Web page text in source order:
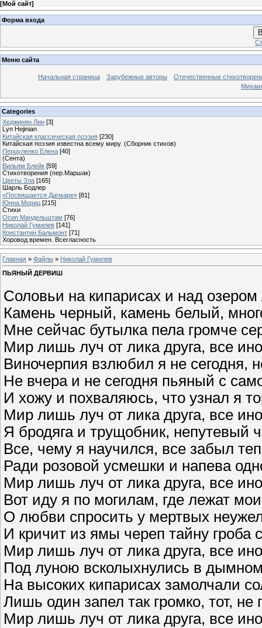
[Мой сайт]
Форма входа
Меню сайта
Начальная страница Зарубежные авторы
Отечественные
Categories
Хеджинян Лин [3]
Lyn Hejinian
Китайская классическая поэзия [230]
Китайская поэзия известна всему миру. (Сборник стихов)
Перцуленко Елена [40]
(Сента)
Вильям Блейк [59]
Стихотворения (пер.Маршак)
Цветы Зла [165]
Шарль Бодлер
«Посвящается Дагмаре» [81]
Юнна Мориц [215]
Стихи
Осип Мандельштам [76]
Николай Гумилев [141]
Константин Бальмонт [71]
Хоровод времен. Всегласность
Главная » Файлы » Николай Гумилев
ПЬЯНЫЙ ДЕРВИШ
Соловьи на кипарисах и над озером
Камень черный, камень белый,
Мне сейчас бутылка пела громче
Мир лишь луч от лика друга, все
Виночерпия взлюбил я не сегодня,
Не вчера и не сегодня пьяный с
И хожу и похваляюсь, что узнал я
Мир лишь луч от лика друга, все
Я бродяга и трущобник, непутевый
Все, чему я научился, все забыл
Ради розовой усмешки и напева
Мир лишь луч от лика друга, все
Вот иду я по могилам, где лежат
О любви спросить у мертвых
И кричит из ямы череп тайну гроба
Мир лишь луч от лика друга, все
Под луною всколыхнулись в
На высоких кипарисах замолчали
Лишь один запел так громко, тот, не
Мир лишь луч от лика друга, все